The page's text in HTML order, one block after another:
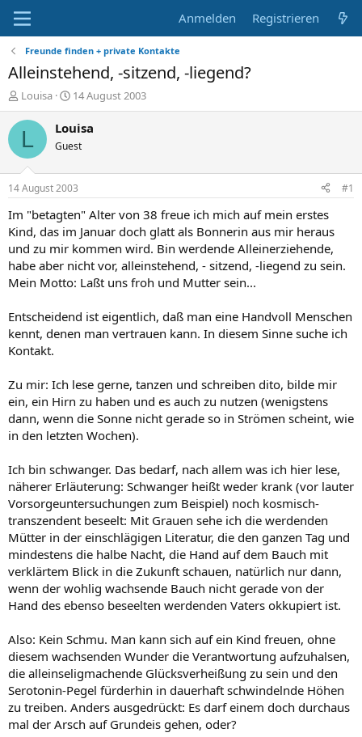
Anmelden Registrieren
Freunde finden + private Kontakte
Alleinstehend, -sitzend, -liegend?
E
r
s
e
r
Louisa
E
r
s
e
l
t
a
m
14 August 2003
L Louisa
Guest
14 August 2003 #1
Im "betagten" Alter von 38 freue ich mich auf mein erstes
Kind, das im Januar doch glatt als Bonnerin aus mir heraus
und zu mir kommen wird. Bin werdende Alleinerziehende,
habe aber nicht vor, alleinstehend, - sitzend, -liegend zu sein.
Mein Motto: Laßt uns froh und Mutter sein...
Entscheidend ist eigentlich, daß man eine Handvoll Menschen
kennt, denen man vertrauen kann. In diesem Sinne suche ich
Kontakt.
Zu mir: Ich lese gerne, tanzen und schreiben dito, bilde mir
ein, ein Hirn zu haben und es auch zu nutzen (wenigstens
dann, wenn die Sonne nicht gerade so in Strömen scheint, wie
in den letzten Wochen).
Ich bin schwanger. Das bedarf, nach allem was ich hier lese,
näherer Erläuterung: Schwanger heißt weder krank (vor lauter
Vorsorgeuntersuchungen zum Beispiel) noch kosmisch-
transzendent beseelt: Mit Grauen sehe ich die werdenden
Mütter in der einschlägigen Literatur, die den ganzen Tag und
mindestens die halbe Nacht, die Hand auf dem Bauch mit
verklärtem Blick in die Zukunft schauen, natürlich nur dann,
wenn der wohlig wachsende Bauch nicht gerade von der
Hand des ebenso beseelten werdenden Vaters okkupiert ist.
Also: Kein Schmu. Man kann sich auf ein Kind freuen, ohne
diesem wachsenden Wunder die Verantwortung aufzuhalsen,
die alleinseligmachende Glücksverheißung zu sein und den
Serotonin-Pegel fürderhin in dauerhaft schwindelnde Höhen
zu treiben. Anders ausgedrückt: Es darf einem doch durchaus
mal der Arsch auf Grundeis gehen, oder?